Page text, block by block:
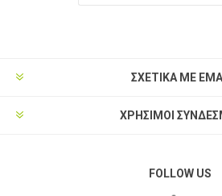
ΣΧΕΤΙΚΑ ΜΕ
ΧΡΗΣΙΜΟΙ
FOLLOW US